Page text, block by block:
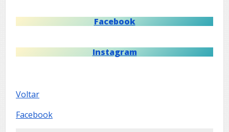
Facebook
Instagram
Voltar
Facebook